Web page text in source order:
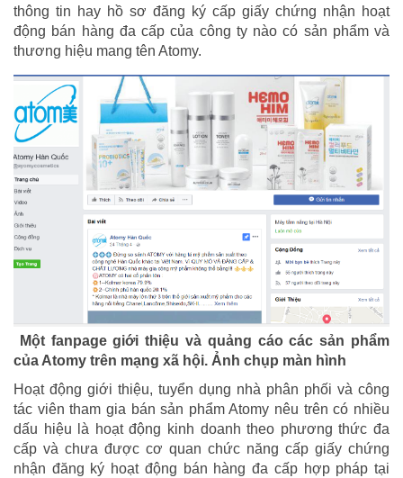
thông tin hay hồ sơ đăng ký cấp giấy chứng nhận hoạt
động bán hàng đa cấp của công ty nào có sản phẩm và
thương hiệu mang tên Atomy.
Một fanpage giới thiệu và quảng cáo các sản phẩm
của Atomy trên mạng xã hội. Ảnh chụp màn hình
Hoạt động giới thiệu, tuyển dụng nhà phân phối và công
tác viên tham gia bán sản phẩm Atomy nêu trên có nhiều
dấu hiệu là hoạt động kinh doanh theo phương thức đa
cấp và chưa được cơ quan chức năng cấp giấy chứng
nhận đăng ký hoạt động bán hàng đa cấp hợp pháp tại